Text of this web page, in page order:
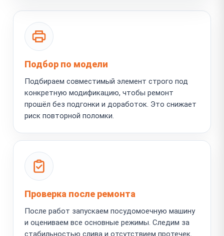
Подбор по модели
Подбираем совместимый элемент строго под
конкретную модификацию, чтобы ремонт
прошёл без подгонки и доработок. Это снижает
риск повторной поломки.
Проверка после ремонта
После работ запускаем посудомоечную машину
и оцениваем все основные режимы. Следим за
стабильностью слива и отсутствием протечек.